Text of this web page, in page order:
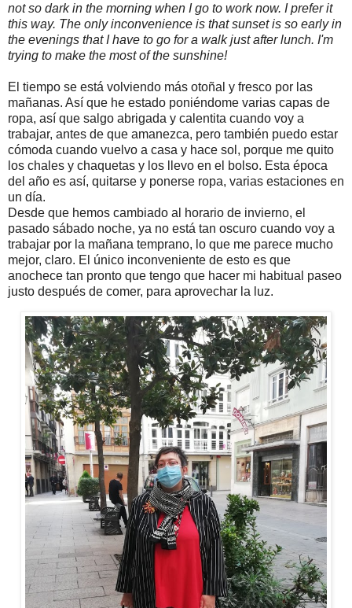
not so dark in the morning when I go to work now. I prefer it
this way. The only inconvenience is that sunset is so early in
the evenings that I have to go for a walk just after lunch. I'm
trying to make the most of the sunshine!
El tiempo se está volviendo más otoñal y fresco por las
mañanas. Así que he estado poniéndome varias capas de
ropa, así que salgo abrigada y calentita cuando voy a
trabajar, antes de que amanezca, pero también puedo estar
cómoda cuando vuelvo a casa y hace sol, porque me quito
los chales y chaquetas y los llevo en el bolso. Esta época
del año es así, quitarse y ponerse ropa, varias estaciones en
un día.
Desde que hemos cambiado al horario de invierno, el
pasado sábado noche, ya no está tan oscuro cuando voy a
trabajar por la mañana temprano, lo que me parece mucho
mejor, claro. El único inconveniente de esto es que
anochece tan pronto que tengo que hacer mi habitual paseo
justo después de comer, para aprovechar la luz.